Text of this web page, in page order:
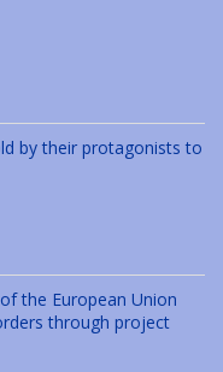
by their protagonists to
the European Union
through project